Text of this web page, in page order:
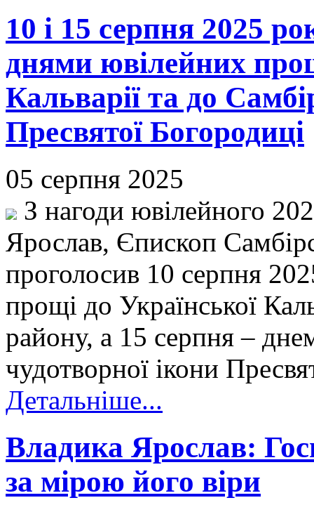
10 і 15 серпня 2025
днями ювілейних
Кальварії та до
Пресвятої Богородиці
05 серпня 2025
З нагоди ювілейного
Ярослав, Єпископ
проголосив 10 серпня
прощі до Української
району, а 15 серпня –
чудотворної ікони
Детальніше...
Владика Ярослав:
за мірою його віри